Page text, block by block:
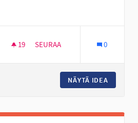
Eteläinen Seinäjoki
19 19 SEURAAJAA
SEURAA 0
NÄYTÄ IDEA